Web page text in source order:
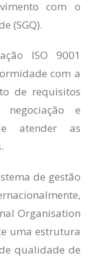
com o
(SGQ).
ISO 9001
com a
de requisitos
e
atender as
de gestão
Organisation
uma estrutura
qualidade de